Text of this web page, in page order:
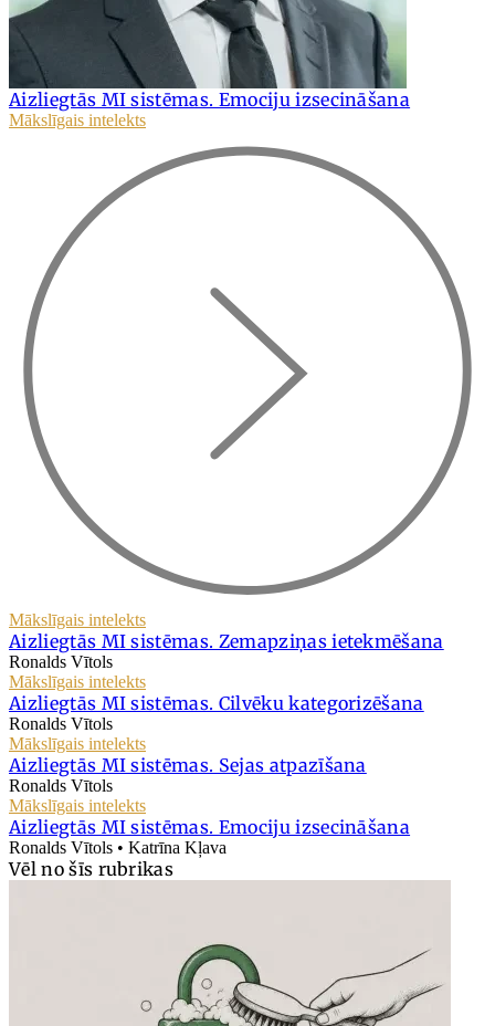
Aizliegtās MI sistēmas. Emociju izsecināšana
Mākslīgais intelekts
Mākslīgais intelekts
Aizliegtās MI sistēmas. Zemapziņas ietekmēšana
Ronalds Vītols
Mākslīgais intelekts
Aizliegtās MI sistēmas. Cilvēku kategorizēšana
Ronalds Vītols
Mākslīgais intelekts
Aizliegtās MI sistēmas. Sejas atpazīšana
Ronalds Vītols
Mākslīgais intelekts
Aizliegtās MI sistēmas. Emociju izsecināšana
Ronalds Vītols • Katrīna Kļava
Vēl no šīs rubrikas